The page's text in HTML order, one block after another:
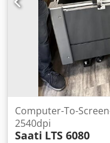
Computer-To-
2540dpi
Saati LTS 6080